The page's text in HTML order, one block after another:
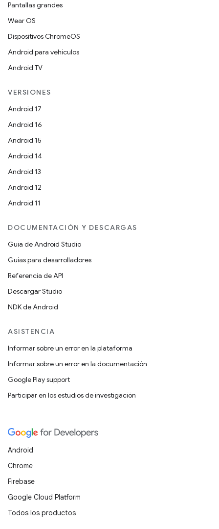
Pantallas grandes
Wear OS
Dispositivos ChromeOS
Android para vehículos
Android TV
VERSIONES
Android 17
Android 16
Android 15
Android 14
Android 13
Android 12
Android 11
DOCUMENTACIÓN Y DESCARGAS
Guía de Android Studio
Guías para desarrolladores
Referencia de API
Descargar Studio
NDK de Android
ASISTENCIA
Informar sobre un error en la plataforma
Informar sobre un error en la documentación
Google Play support
Participar en los estudios de investigación
Android
Chrome
Firebase
Google Cloud Platform
Todos los productos